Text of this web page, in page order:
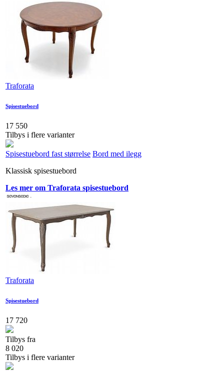
Traforata
Spisestuebord
17 550
Tilbys i flere varianter
Spisestuebord fast størrelse Bord med ilegg
Klassisk spisestuebord
Les mer om Traforata spisestuebord
Traforata
Spisestuebord
17 720
Tilbys fra
8 020
Tilbys i flere varianter